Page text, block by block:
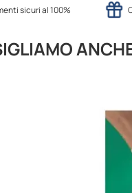
sicuri al 100%